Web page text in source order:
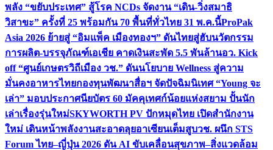
พลัง “ขยับประเทศ” สู้โรค NCDs จัดงาน “เดิน-วิ่งสมาธิ
วิสาขะ” ครั้งที่ 25 พร้อมกัน 70 พื้นที่ทั่วไทย 31 พ.ค.นี้ProPak
Asia 2026 ย้ายสู่ “อิมแพ็ค เมืองทองฯ” ดันไทยสู่ฮับนวัตกรรม
การผลิต-บรรจุภัณฑ์เอเชีย คาดเงินสะพัด 5.5 พันล้านอว. Kick
off “ศูนย์เกษตรวิถีเมือง วช.” ดันนโยบาย Wellness สู่ความ
มั่นคงอาหารไทยกองทุนพัฒนาสื่อฯ จัดปัจฉิมนิเทศ “Young จะ
เล่า” มอบประกาศนียบัตร 60 มัคคุเทศก์น้อยแห่งสยาม ปั้นนัก
เล่าเรื่องรุ่นใหม่SKYWORTH PV ปักหมุดไทย เปิดสำนักงาน
ใหม่ เดินหน้าพลังงานสะอาดลุยอาเซียนเต็มสูบวช. ผนึก STS
Forum ไทย–ญี่ปุ่น 2026 ดัน AI ขับเคลื่อนสุขภาพ–สิ่งแวดล้อม